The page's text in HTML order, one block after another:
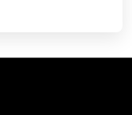
dient es als